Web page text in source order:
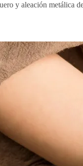
y aleación metálica